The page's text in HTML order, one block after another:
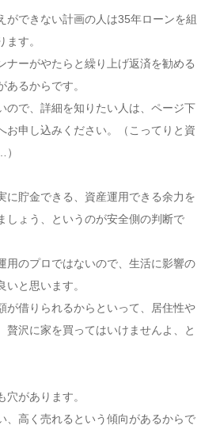
ができない計画の人は35年ローンを組
ます。
ナーがやたらと繰り上げ返済を勧める
るからです。
ので、詳細を知りたい人は、ページ下
お申し込みください。（こってりと資
に貯金できる、資産運用できる余力を
しょう、というのが安全側の判断で
用のプロではないので、生活に影響の
と思います。
が借りられるからといって、居住性や
贅沢に家を買ってはいけませんよ、と
があります。
、高く売れるという傾向があるからで